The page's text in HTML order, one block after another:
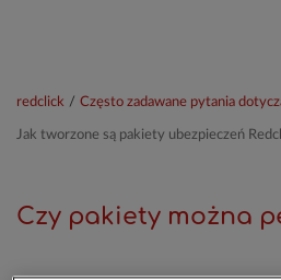
redclick / Często zadawane pytania
Jak tworzone są pakiety ubezpieczeń
Czy pakiety można